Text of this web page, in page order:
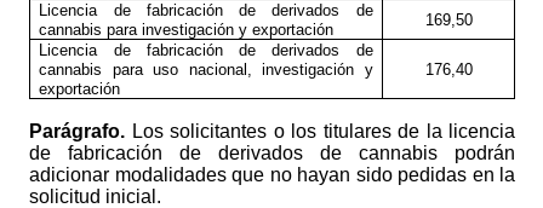
Licencia de fabricación de derivados de
cannabis para investigación y exportación
169,50
Licencia de fabricación de derivados de
cannabis para uso nacional, investigación y
exportación
176,40
Parágrafo. Los solicitantes o los titulares de la licencia
de fabricación de derivados de cannabis podrán
adicionar modalidades que no hayan sido pedidas en la
solicitud inicial.